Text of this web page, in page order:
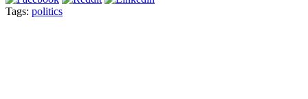
Tags: politics